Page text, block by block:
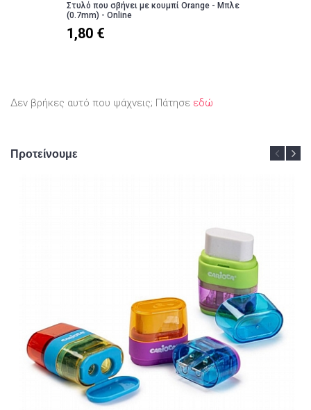
Στυλό που σβήνει με κουμπί Orange - Μπλε
(0.7mm) - Online
1,80 €
Δεν βρήκες αυτό που ψάχνεις; Πάτησε εδώ
Προτείνουμε